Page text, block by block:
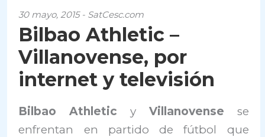
30 mayo, 2015 - SatCesc.com
Bilbao Athletic –
Villanovense, por
internet y televisión
Bilbao Athletic y Villanovense se
enfrentan en partido de fútbol que